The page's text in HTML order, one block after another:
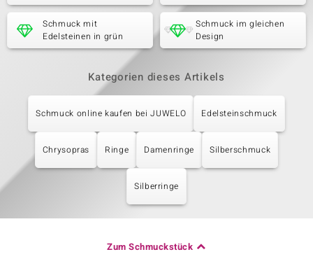
Schmuck mit
Edelsteinen in grün
Schmuck im gleichen
Design
Kategorien dieses Artikels
Schmuck online kaufen bei JUWELO Edelsteinschmuck
Chrysopras Ringe Damenringe Silberschmuck
Silberringe
Zum Schmuckstück